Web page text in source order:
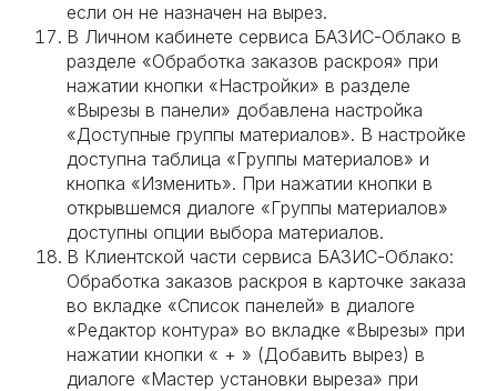
если он не назначен на вырез.
В Личном кабинете сервиса БАЗИС-Облако в
разделе «Обработка заказов раскроя» при
нажатии кнопки «Настройки» в разделе
«Вырезы в панели» добавлена настройка
«Доступные группы материалов». В настройке
доступна таблица «Группы материалов» и
кнопка «Изменить». При нажатии кнопки в
открывшемся диалоге «Группы материалов»
доступны опции выбора материалов.
В Клиентской части сервиса БАЗИС-Облако:
Обработка заказов раскроя в карточке заказа
во вкладке «Список панелей» в диалоге
«Редактор контура» во вкладке «Вырезы» при
нажатии кнопки « + » (Добавить вырез) в
диалоге «Мастер установки выреза» при